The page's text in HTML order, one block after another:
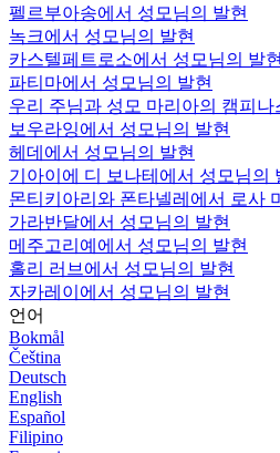
펠르부아송에서 성모님의 발현
녹크에서 성모님의 발현
카스텔페트로소에서 성모님의 발현
파티마에서 성모님의 발현
우리 주님과 성모 마리아의 캠피나
보우라잉에서 성모님의 발현
헤데에서 성모님의 발현
기아이에 디 보나테에서 성모님의
몬티키아리와 폰타넬레에서 로사
가라반달에서 성모님의 발현
메주고리예에서 성모님의 발현
홀리 러브에서 성모님의 발현
자카레이에서 성모님의 발현
언어
Bokmål
Čeština
Deutsch
English
Español
Filipino